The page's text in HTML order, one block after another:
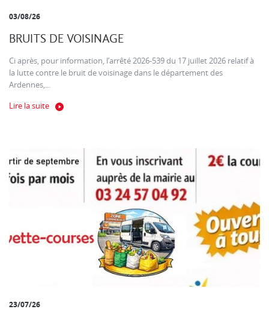
03/08/26
BRUITS DE VOISINAGE
Ci après, pour information, l’arrêté 2026-539 du 17 juillet 2026 relatif à
la lutte contre le bruit de voisinage dans le département des
Ardennes,...
Lire la suite
23/07/26